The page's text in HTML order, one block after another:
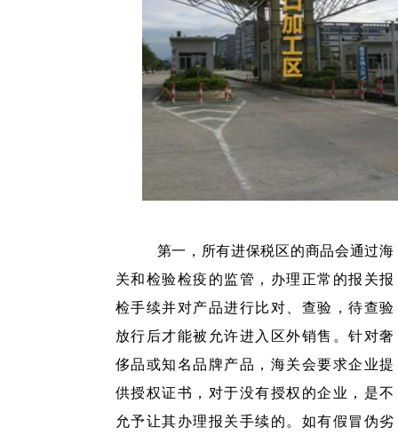
第一，所有进保税区的商品会通过海
关和检验检疫的监管，办理正常的报关报
检手续并对产品进行比对、查验，待查验
放行后才能被允许进入区外销售。针对奢
侈品或知名品牌产品，海关会要求企业提
供授权证书，对于没有授权的企业 ，是不
允予让其办理报关手续的。如有假冒伪劣